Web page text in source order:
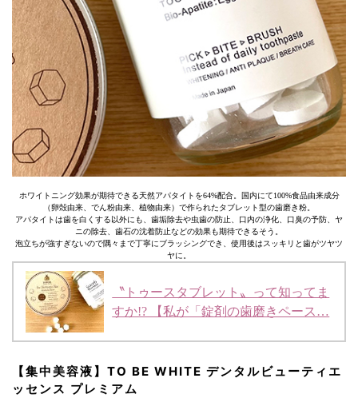
ホワイトニング効果が期待できる天然アパタイトを64%配合。国内にて100%食品由来成分
（卵殻由来、でん粉由来、植物由来）で作られたタブレット型の歯磨き粉。
アパタイトは歯を白くする以外にも、歯垢除去や虫歯の防止、口内の浄化、口臭の予防、ヤ
ニの除去、歯石の沈着防止などの効果も期待できるそう。
泡立ちが強すぎないので隅々まで丁寧にブラッシングでき、使用後はスッキリと歯がツヤツ
ヤに。
〝トゥースタブレット〟って知ってま
すか!? 【私が「錠剤の歯磨きペース…
【集中美容液】TO BE WHITE デンタルビューティエ
ッセンス プレミアム